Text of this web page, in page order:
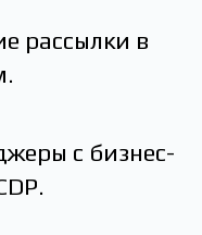
рассылки в
с бизнес-